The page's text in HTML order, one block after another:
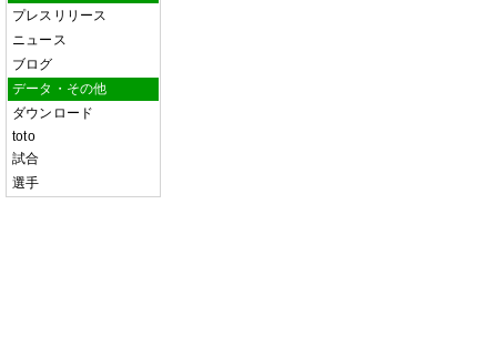
プレスリリース
ニュース
ブログ
データ・その他
ダウンロード
toto
試合
選手